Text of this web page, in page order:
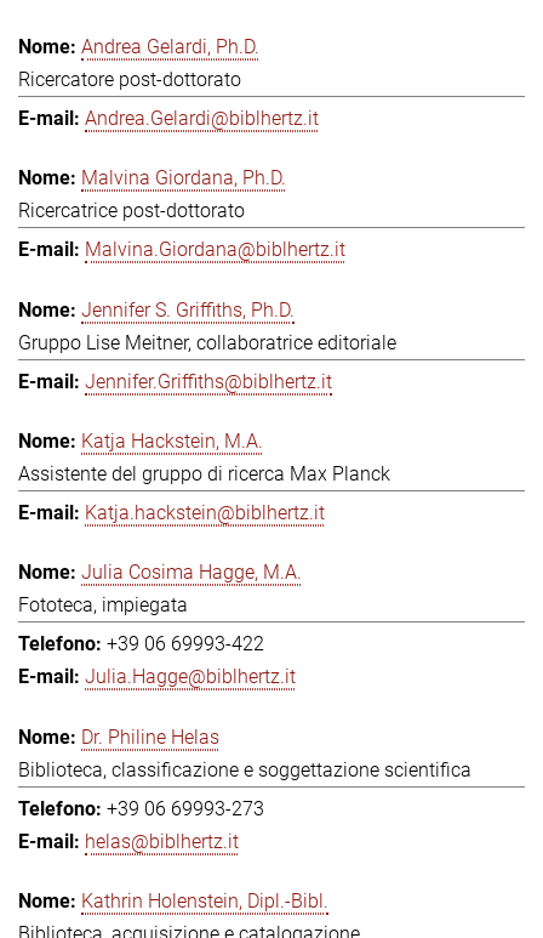
Andrea Gelardi, Ph.D.
Ricercatore post-dottorato
Andrea.Gelardi@biblhertz.it
Malvina Giordana, Ph.D.
Ricercatrice post-dottorato
Malvina.Giordana@biblhertz.it
Jennifer S. Griffiths, Ph.D.
Gruppo Lise Meitner, collaboratrice editoriale
Jennifer.Griffiths@biblhertz.it
Katja Hackstein, M.A.
Assistente del gruppo di ricerca Max Planck
Katja.hackstein@biblhertz.it
Julia Cosima Hagge, M.A.
Fototeca, impiegata
+39 06 69993-422
Julia.Hagge@biblhertz.it
Dr. Philine Helas
Biblioteca, classificazione e soggettazione scientifica
+39 06 69993-273
helas@biblhertz.it
Kathrin Holenstein, Dipl.-Bibl.